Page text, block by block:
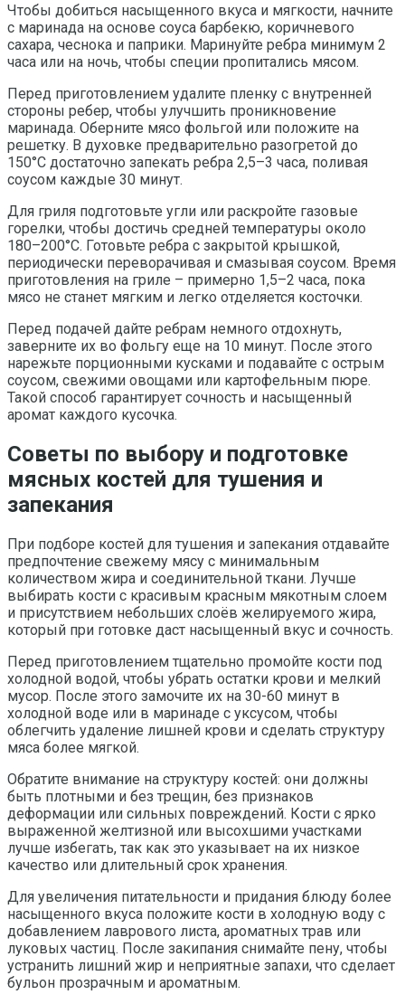
Чтобы добиться насыщенного вкуса и мягкости, начните
с маринада на основе соуса барбекю, коричневого
сахара, чеснока и паприки. Маринуйте ребра минимум 2
часа или на ночь, чтобы специи пропитались мясом.
Перед приготовлением удалите пленку с внутренней
стороны ребер, чтобы улучшить проникновение
маринада. Оберните мясо фольгой или положите на
решетку. В духовке предварительно разогретой до
150°C достаточно запекать ребра 2,5–3 часа, поливая
соусом каждые 30 минут.
Для гриля подготовьте угли или раскройте газовые
горелки, чтобы достичь средней температуры около
180–200°C. Готовьте ребра с закрытой крышкой,
периодически переворачивая и смазывая соусом. Время
приготовления на гриле – примерно 1,5–2 часа, пока
мясо не станет мягким и легко отделяется косточки.
Перед подачей дайте ребрам немного отдохнуть,
заверните их во фольгу еще на 10 минут. После этого
нарежьте порционными кусками и подавайте с острым
соусом, свежими овощами или картофельным пюре.
Такой способ гарантирует сочность и насыщенный
аромат каждого кусочка.
Советы по выбору и подготовке
мясных костей для тушения и
запекания
При подборе костей для тушения и запекания отдавайте
предпочтение свежему мясу с минимальным
количеством жира и соединительной ткани. Лучше
выбирать кости с красивым красным мякотным слоем
и присутствием небольших слоёв желируемого жира,
который при готовке даст насыщенный вкус и сочность.
Перед приготовлением тщательно промойте кости под
холодной водой, чтобы убрать остатки крови и мелкий
мусор. После этого замочите их на 30-60 минут в
холодной воде или в маринаде с уксусом, чтобы
облегчить удаление лишней крови и сделать структуру
мяса более мягкой.
Обратите внимание на структуру костей: они должны
быть плотными и без трещин, без признаков
деформации или сильных повреждений. Кости с ярко
выраженной желтизной или высохшими участками
лучше избегать, так как это указывает на их низкое
качество или длительный срок хранения.
Для увеличения питательности и придания блюду более
насыщенного вкуса положите кости в холодную воду с
добавлением лаврового листа, ароматных трав или
луковых частиц. После закипания снимайте пену, чтобы
устранить лишний жир и неприятные запахи, что сделает
бульон прозрачным и ароматным.